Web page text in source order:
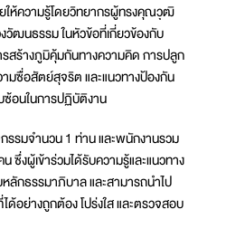
ให้ความรู้โดยวิทยากรผู้ทรงคุณวุฒิ
วัฒนธรรม ในหัวข้อที่เกี่ยวข้องกับ
สร้างภูมิคุ้มกันทางความคิด การปลูก
ซื่อสัตย์สุจริต และแนวทางป้องกัน
ซ้อนในการปฏิบัติงาน
รรมจำนวน 1 ท่าน และพนักงานรวม
ซึ่งผู้เข้าร่วมได้รับความรู้และแนวทาง
กธรรมาภิบาล และสามารถนำไป
อย่างถูกต้อง โปร่งใส และตรวจสอบ